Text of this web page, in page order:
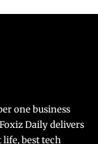
one business
Daily delivers
best tech